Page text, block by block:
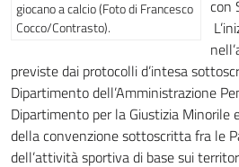
giocano a calcio (Foto di Francesco
Cocco/Contrasto).
con
previste dai protocolli d’intesa
Dipartimento dell’Amministrazione
Dipartimento per la Giustizia Minorile
della convenzione sottoscritta fra le
dell’attività sportiva di base sui